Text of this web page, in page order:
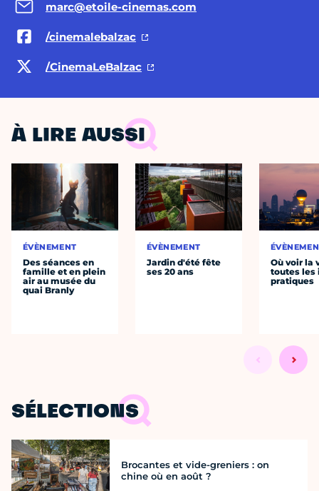
marc@etoile-cinemas.com
/cinemalebalzac
/CinemaLeBalzac
À LIRE AUSSI
ÉVÈNEMENT
Des séances en
famille et en plein
air au musée du
quai Branly
ÉVÈNEMENT
Jardin d'été fête
ses 20 ans
Où voir la
toutes les
pratiques
SÉLECTIONS
Brocantes et vide-greniers : on
chine où en août ?